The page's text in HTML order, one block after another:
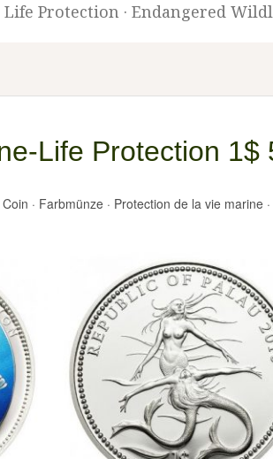
Protection · Endangered
Life Protection 1$
· Farbmünze · Protection de la vie marine